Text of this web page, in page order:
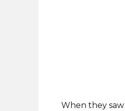
When they